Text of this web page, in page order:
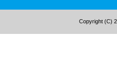
Copyright (C)